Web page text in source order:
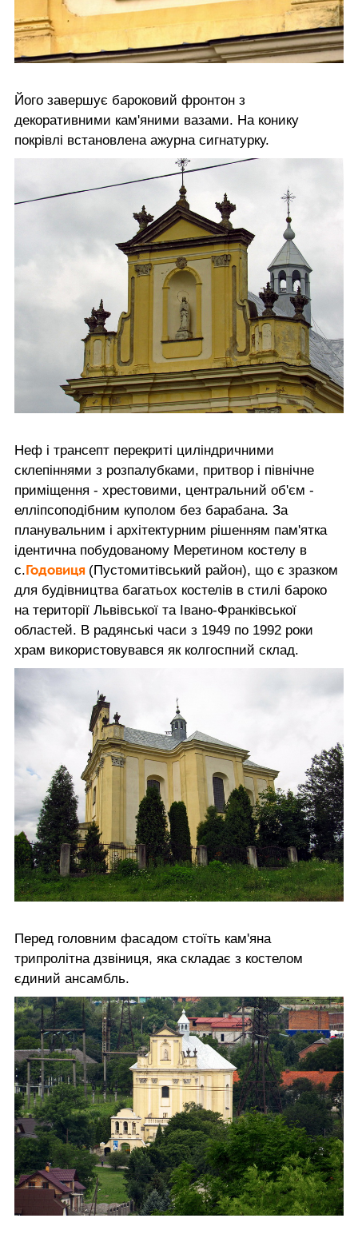
Його завершує бароковий фронтон з
декоративними кам'яними вазами. На конику
покрівлі встановлена ажурна сигнатурку.
Неф і трансепт перекриті циліндричними
склепіннями з розпалубками, притвор і північне
приміщення - хрестовими, центральний об'єм -
елліпсоподібним куполом без барабана. За
планувальним і архітектурним рішенням пам'ятка
ідентична побудованому Меретином костелу в
с.Годовиця (Пустомитівський район), що є зразком
для будівництва багатьох костелів в стилі бароко
на території Львівської та Івано-Франківської
областей. В радянські часи з 1949 по 1992 роки
храм використовувався як колгоспний склад.
Перед головним фасадом стоїть кам'яна
трипролітна дзвіниця, яка складає з костелом
єдиний ансамбль.